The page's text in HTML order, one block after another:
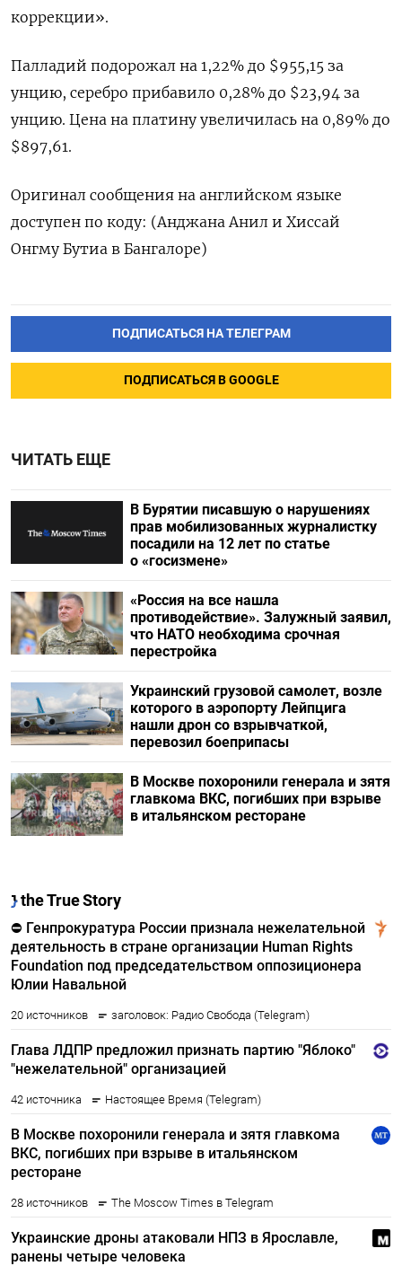
коррекции».
Палладий подорожал на 1,22% до $955,15​​ за
унцию, серебро прибавило 0,28% до $23,94​ за
унцию. Цена на платину увеличилась на 0,89% до
$897,61.
Оригинал сообщения на английском языке
доступен по коду: (Анджана Анил и Хиссай
Онгму Бутиа в Бангалоре)
ПОДПИСАТЬСЯ НА ТЕЛЕГРАМ
ПОДПИСАТЬСЯ В GOOGLE
ЧИТАТЬ ЕЩЕ
В Бурятии писавшую о нарушениях
прав мобилизованных журналистку
посадили на 12 лет по статье
о «госизмене»
«Россия на все нашла
противодействие». Залужный заявил,
что НАТО необходима срочная
перестройка
Украинский грузовой самолет, возле
которого в аэропорту Лейпцига
нашли дрон со взрывчаткой,
перевозил боеприпасы
В Москве похоронили генерала и зятя
главкома ВКС, погибших при взрыве
в итальянском ресторане